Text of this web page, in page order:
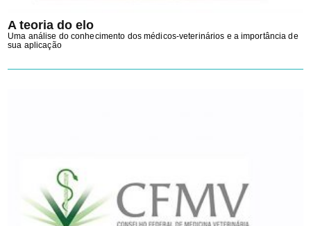
A teoria do elo
Uma análise do conhecimento dos médicos-veterinários e a importância de
sua aplicação